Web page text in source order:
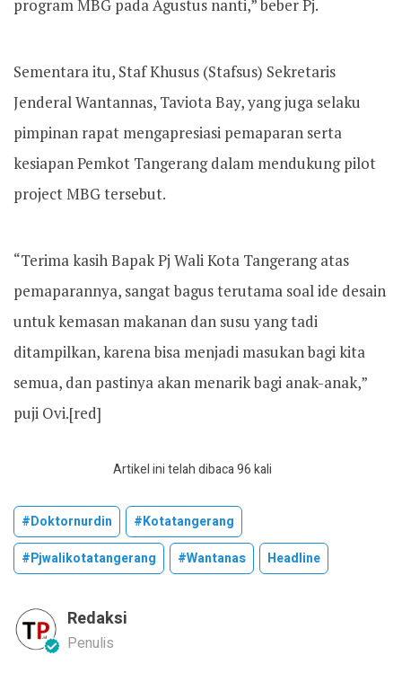
program MBG pada Agustus nanti,” beber Pj.
Sementara itu, Staf Khusus (Stafsus) Sekretaris
Jenderal Wantannas, Taviota Bay, yang juga selaku
pimpinan rapat mengapresiasi pemaparan serta
kesiapan Pemkot Tangerang dalam mendukung pilot
project MBG tersebut.
“Terima kasih Bapak Pj Wali Kota Tangerang atas
pemaparannya, sangat bagus terutama soal ide desain
untuk kemasan makanan dan susu yang tadi
ditampilkan, karena bisa menjadi masukan bagi kita
semua, dan pastinya akan menarik bagi anak-anak,”
puji Ovi.[red]
Artikel ini telah dibaca 96 kali
#doktornurdin
#kotatangerang
#pjwalikotatangerang
#wantanas Headline
Redaksi
Penulis